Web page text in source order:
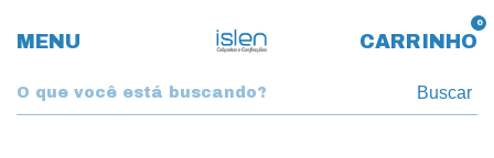
MENU CARRINHO
0
Buscar